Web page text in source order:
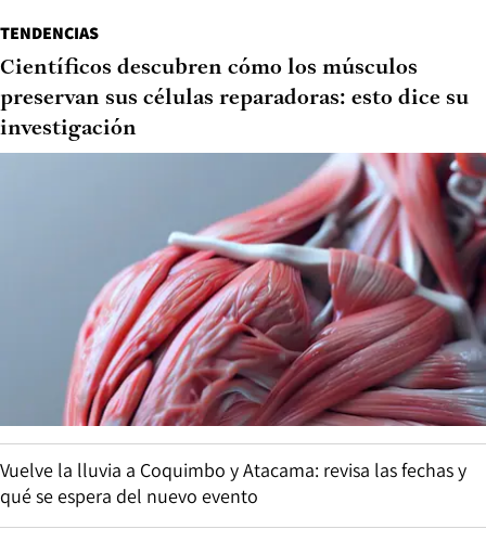
TENDENCIAS
Científicos descubren cómo los músculos
preservan sus células reparadoras: esto dice su
investigación
Vuelve la lluvia a Coquimbo y Atacama: revisa las fechas y
qué se espera del nuevo evento